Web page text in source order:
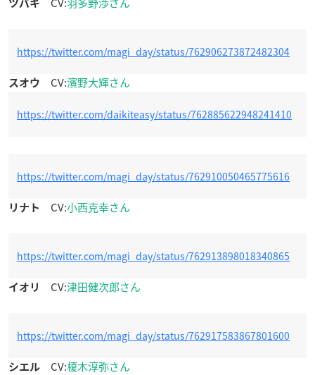
ツバキ
https://twitter.com/magi_day/status/762906273872482304
スオウ CV:濱野大輝さん
https://twitter.com/daikiteasy/status/762885622948241410
https://twitter.com/magi_day/status/762910050465775616
リナト CV:小西克幸さん
https://twitter.com/magi_day/status/762913898018340865
イオリ CV:津田健次郎さん
https://twitter.com/magi_day/status/762917583867801600
シエル CV:榎木淳弥さん